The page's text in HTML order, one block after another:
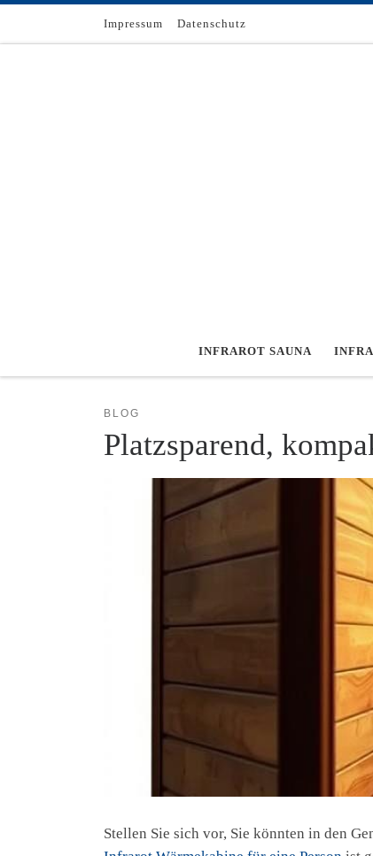
Zum Inhalt springenImpressum Datenschutz
INFRAROT SAUNA
BLOG
Platzsparend,
Stellen Sie sich vor, Sie könnten in den